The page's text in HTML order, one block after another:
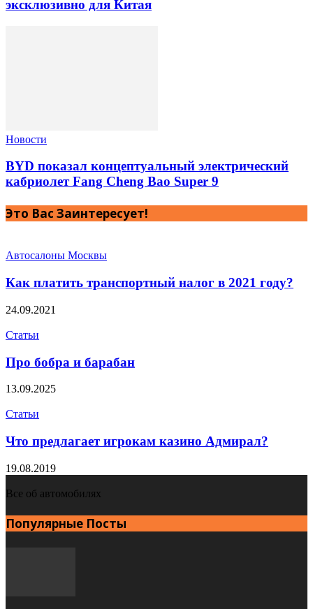
эксклюзивно для Китая
Новости
BYD показал концептуальный электрический
кабриолет Fang Cheng Bao Super 9
Это Вас Заинтересует!
Автосалоны Москвы
Как платить транспортный налог в 2021 году?
24.09.2021
Статьи
Про бобра и барабан
13.09.2025
Статьи
Что предлагает игрокам казино Адмирал?
19.08.2019
Все об автомобилях
Популярные Посты